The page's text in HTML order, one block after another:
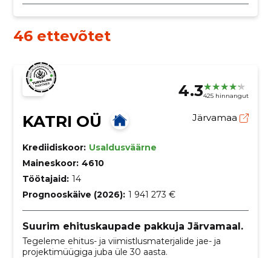
46 ettevõtet
4.3425 hinnangut
KATRI OÜ Järvamaa
Krediidiskoor: Usaldusväärne
Maineskoor: 4610
Töötajaid: 14
Prognooskäive (2026): 1 941 273 €
Suurim ehituskaupade pakkuja Järvamaal.
Tegeleme ehitus- ja viimistlusmaterjalide jae- ja
projektimüügiga juba üle 30 aasta.